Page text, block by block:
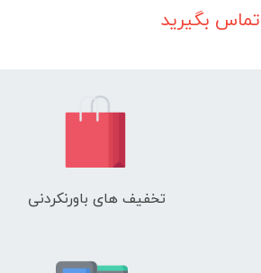
تماس بگیرید
تخفیف های باورنکردنی